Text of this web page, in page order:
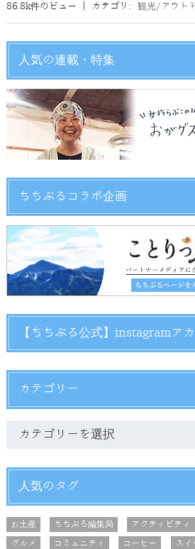
86.8k件のビュー カテゴリ: 観光/アウト
人気の連載・特集
ちちぶるコラボ企画
【ちちぶる公式】instagramア
カテゴリー
人気のタグ
お土産 ちちぶる編集局 アクティビティ
グルメ
コミュニティ コーヒー スイ